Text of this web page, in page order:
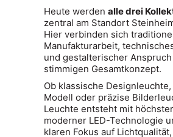
Heute werden alle drei
zentral am Standort
Hier verbinden sich
Manufakturarbeit,
und gestalterischer
stimmigen Gesamtkonzept.
Ob klassische
Modell oder präzise
Leuchte entsteht mit
moderner LED-Technologie
klaren Fokus auf Lichtqualität,